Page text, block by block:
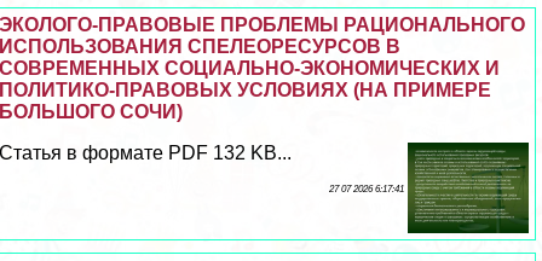
ЭКОЛОГО-ПРАВОВЫЕ ПРОБЛЕМЫ РАЦИОНАЛЬНОГО
ИСПОЛЬЗОВАНИЯ СПЕЛЕОРЕСУРСОВ В
СОВРЕМЕННЫХ СОЦИАЛЬНО-ЭКОНОМИЧЕСКИХ И
ПОЛИТИКО-ПРАВОВЫХ УСЛОВИЯХ (НА ПРИМЕРЕ
БОЛЬШОГО СОЧИ)
Статья в формате PDF 132 KB...
27 07 2026 6:17:41